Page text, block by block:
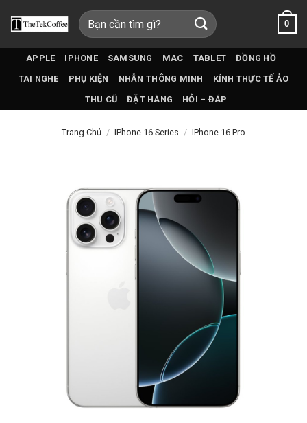
qua
Tìm
kiếm:
0
APPLE IPHONE SAMSUNG MAC TABLET
ĐỒNG HỒ
TAI NGHE
PHỤ KIỆN NHẪN THÔNG MINH
KÍNH THỰC TẾ ẢO
THU CŨ
ĐẶT HÀNG HỎI – ĐÁP
Trang Chủ / IPhone 16 Series / IPhone 16 Pro